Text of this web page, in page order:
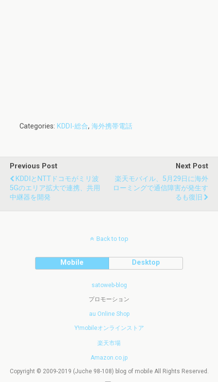
Categories: KDDI-総合, 海外携帯電話
Previous Post
KDDIとNTTドコモがミリ波
5Gのエリア拡大で連携、共用
中継器を開発
Next Post
楽天モバイル、5月29日に海外
ローミングで通信障害が発生す
るも復旧
Back to top
Mobile Desktop
satoweb-blog
プロモーション
au Online Shop
Y!mobileオンラインストア
楽天市場
Amazon.co.jp
Copyright © 2009-2019 (Juche 98-108) blog of mobile All Rights Reserved.